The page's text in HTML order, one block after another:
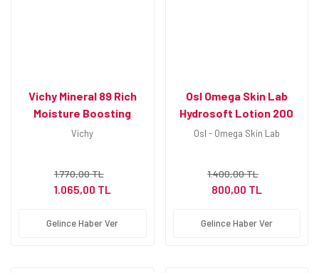
Vichy Mineral 89 Rich
Moisture Boosting
Cream 50 ml
Vichy
1.770,00 TL
1.065,00 TL
Gelince Haber Ver
Osl Omega Skin Lab
Hydrosoft Lotion 200
ml
Osl - Omega Skin Lab
1.400,00 TL
800,00 TL
Gelince Haber Ver